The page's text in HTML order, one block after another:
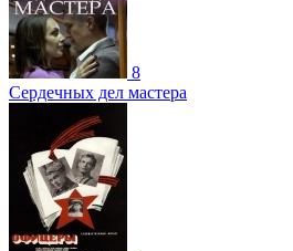
8
Сердечных дел мастера